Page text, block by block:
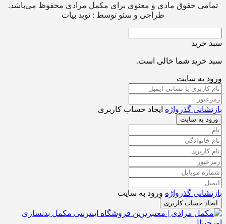
تمامی حقوق مادی و معنوی برای مکمل مرادی محفوظ می‌باشد.
طراحی و سئو توسط : نوید بیات
سبد خرید
سبد خرید شما خالی است.
ورود به سایت
بازنشانی گذرواژه ایجاد حساب کاربری
ورود به سایت
بازنشانی گذرواژه ورود به سایت
ایجاد حساب کاربری